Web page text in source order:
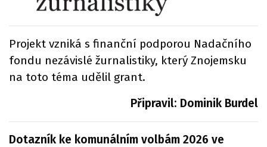
Projekt vzniká s finanční podporou Nadačního
fondu nezávislé žurnalistiky, který Znojemsku
na toto téma udělil grant.
Připravil: Dominik Burdel
Dotazník ke komunálním volbám 2026 ve